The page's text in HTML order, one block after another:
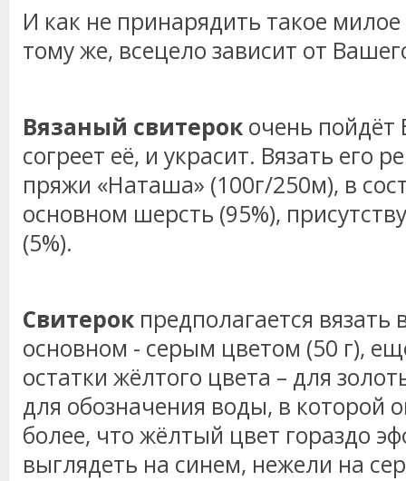
И как не принарядить такое
тому же, всецело зависит от
Вязаный свитерок очень пойдёт
согреет её, и украсит. Вязать его
пряжи «Наташа» (100г/250м), в
основном шерсть (95%),
(5%).
Свитерок предполагается вязать
основном - серым цветом (50 г),
остатки жёлтого цвета – для
для обозначения воды, в которой
более, что жёлтый цвет гораздо
выглядеть на синем, нежели на